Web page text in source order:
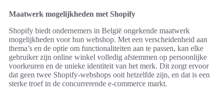
Maatwerk mogelijkheden met Shopify
Shopify biedt ondernemers in België ongekende maatwerk
mogelijkheden voor hun webshop. Met een verscheidenheid aan
thema’s en de optie om functionaliteiten aan te passen, kan elke
gebruiker zijn online winkel volledig afstemmen op persoonlijke
voorkeuren en de unieke identiteit van het merk. Dit zorgt ervoor
dat geen twee Shopify-webshops ooit hetzelfde zijn, en dat is een
sterke troef in de concurrerende e-commerce markt.